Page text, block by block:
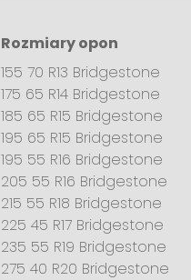
Rozmiary opon
155 70 R13 Bridgestone
175 65 R14 Bridgestone
185 65 R15 Bridgestone
195 65 R15 Bridgestone
195 55 R16 Bridgestone
205 55 R16 Bridgestone
215 55 R18 Bridgestone
225 45 R17 Bridgestone
235 55 R19 Bridgestone
275 40 R20 Bridgestone